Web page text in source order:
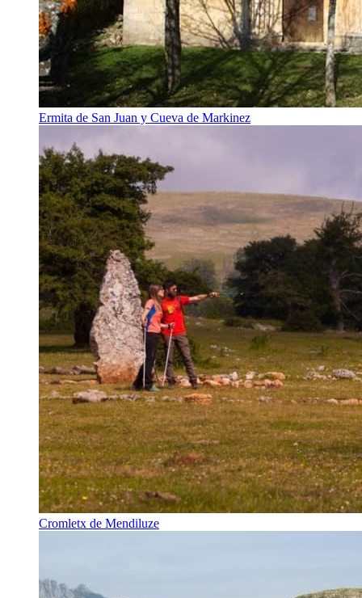
Ermita de San Juan y Cueva de Markinez
Cromletx de Mendiluze